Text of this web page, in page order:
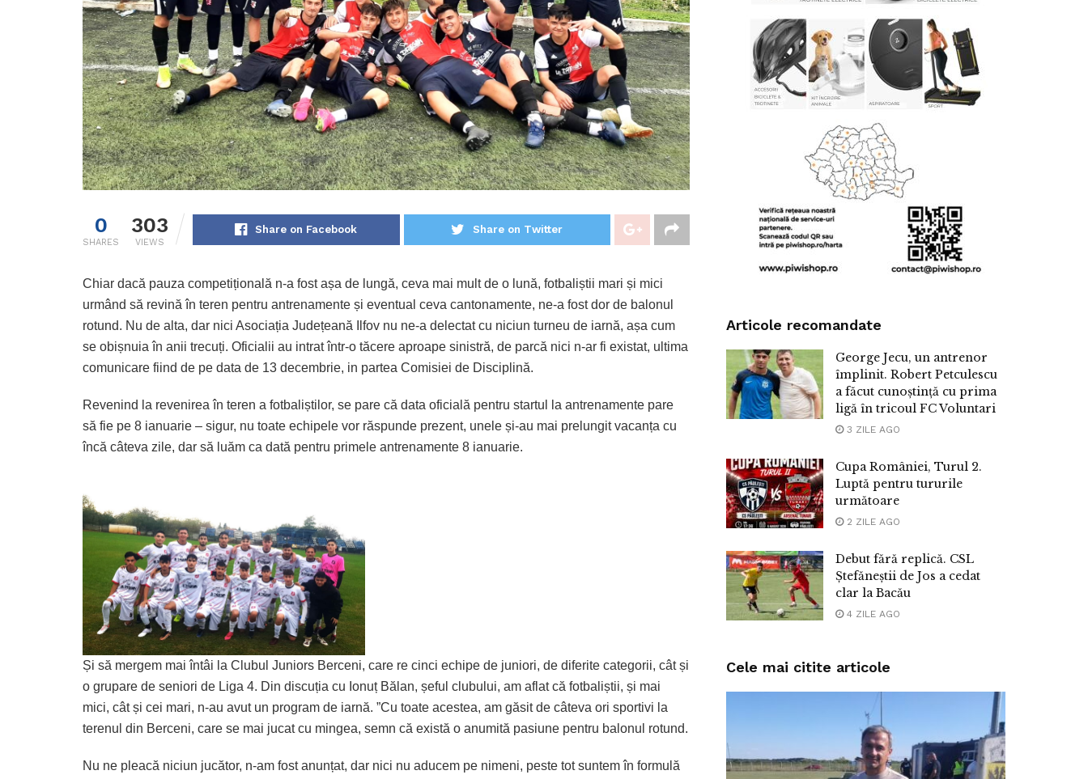
0
SHARES
303
VIEWS
Share on Facebook Share on Twitter
Chiar dacă pauza competițională n-a fost așa de lungă, ceva mai mult de o lună, fotbaliștii mari și mici
urmând să revină în teren pentru antrenamente și eventual ceva cantonamente, ne-a fost dor de balonul
rotund. Nu de alta, dar nici Asociația Județeană Ilfov nu ne-a delectat cu niciun turneu de iarnă, așa cum
se obișnuia în anii trecuți. Oficialii au intrat într-o tăcere aproape sinistră, de parcă nici n-ar fi existat, ultima
comunicare fiind de pe data de 13 decembrie, in partea Comisiei de Disciplină.
Revenind la revenirea în teren a fotbaliștilor, se pare că data oficială pentru startul la antrenamente pare
să fie pe 8 ianuarie – sigur, nu toate echipele vor răspunde prezent, unele și-au mai prelungit vacanța cu
încă câteva zile, dar să luăm ca dată pentru primele antrenamente 8 ianuarie.
Și să mergem mai întâi la Clubul Juniors Berceni, care re cinci echipe de juniori, de diferite categorii, cât și
o grupare de seniori de Liga 4. Din discuția cu Ionuț Bălan, șeful clubului, am aflat că fotbaliștii, și mai
mici, cât și cei mari, n-au avut un program de iarnă. ”Cu toate acestea, am găsit de câteva ori sportivi la
terenul din Berceni, care se mai jucat cu mingea, semn că există o anumită pasiune pentru balonul rotund.
Nu ne pleacă niciun jucător, n-am fost anunțat, dar nici nu aducem pe nimeni, peste tot suntem în formulă
Articole recomandate
George Jecu, un antrenor
împlinit. Robert Petculescu
a făcut cunoștință cu prima
ligă în tricoul FC Voluntari
3 ZILE AGO
Cupa României, Turul 2.
Luptă pentru tururile
următoare
2 ZILE AGO
Debut fără replică. CSL
Ștefăneștii de Jos a cedat
clar la Bacău
4 ZILE AGO
Cele mai citite articole